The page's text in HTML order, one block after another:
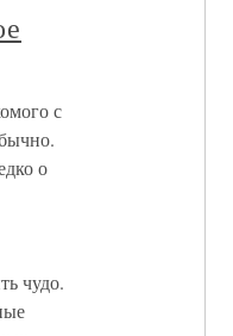
с
о
чудо.